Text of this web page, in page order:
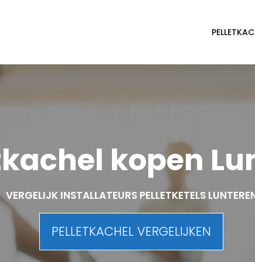
kopen
VERGELIJK INSTALLATEURS PELLETKETELS
PELLETKACHEL VERGELIJKEN